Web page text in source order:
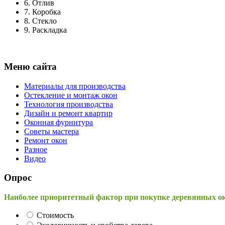
6. Отлив
7. Коробка
8. Стекло
9. Раскладка
Меню сайта
Материалы для производства
Остекление и монтаж окон
Технология производства
Дизайн и ремонт квартир
Оконная фурнитура
Советы мастера
Ремонт окон
Разное
Видео
Опрос
Наиболее приоритетный фактор при покупке деревянных
Стоимость